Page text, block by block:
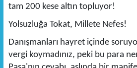
tam 200 kese altın topluyor!
Yolsuzluğa Tokat, Millete Nefes!
Danışmanları hayret içinde
vergi koymadınız, peki bu para